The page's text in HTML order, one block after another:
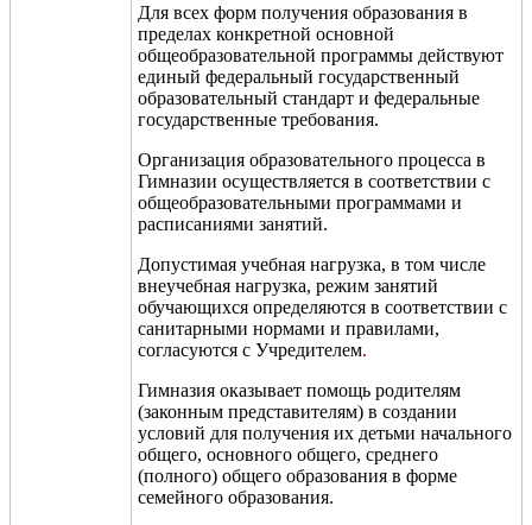
Для всех форм получения образования в
пределах конкретной основной
общеобразовательной программы действуют
единый федеральный государственный
образовательный стандарт и федеральные
государственные требования.
Организация образовательного процесса в
Гимназии осуществляется в соответствии с
общеобразовательными программами и
расписаниями занятий.
Допустимая учебная нагрузка, в том числе
внеучебная нагрузка, режим занятий
обучающихся определяются в соответствии с
санитарными нормами и правилами,
согласуются с Учредителем.
Гимназия оказывает помощь родителям
(законным представителям) в создании
условий для получения их детьми начального
общего, основного общего, среднего
(полного) общего образования в форме
семейного образования.